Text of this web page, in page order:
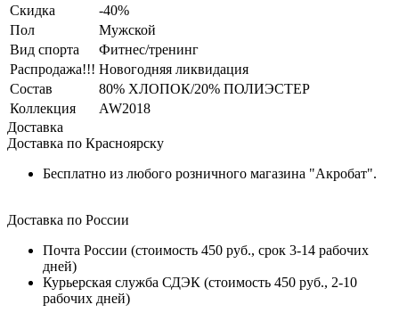
Скидка
-40%
Пол
Мужской
Вид спорта
Фитнес/тренинг
Распродажа!!! Новогодняя ликвидация
Состав
80% ХЛОПОК/20% ПОЛИЭСТЕР
Коллекция
AW2018
Доставка
Доставка по Красноярску
Бесплатно из любого розничного магазина "Акробат".
Доставка по России
Почта России (стоимость 450 руб., срок 3-14 рабочих
дней)
Курьерская служба СДЭК (стоимость 450 руб., 2-10
рабочих дней)